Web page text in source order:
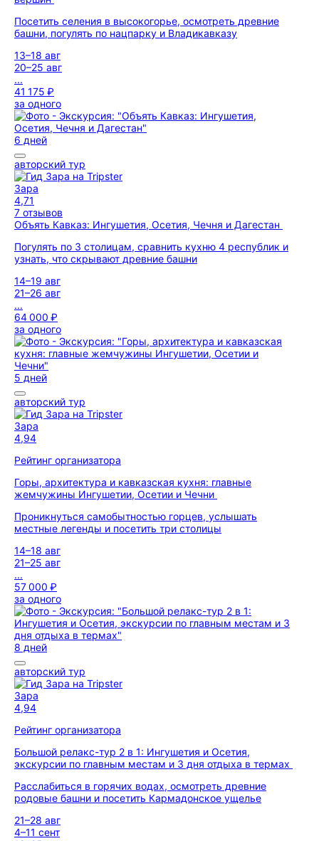
Посетить селения в высокогорье, осмотреть древние
башни, погулять по нацпарку и Владикавказу
13–18 авг
20–25 авг
...
41 175 ₽
за одного
6 дней
авторский тур
Зара
4,71
7 отзывов
Объять Кавказ: Ингушетия, Осетия, Чечня и Дагестан
Погулять по 3 столицам, сравнить кухню 4 республик и
узнать, что скрывают древние башни
14–19 авг
21–26 авг
...
64 000 ₽
за одного
5 дней
авторский тур
Зара
4,94
Рейтинг организатора
Горы, архитектура и кавказская кухня: главные
жемчужины Ингушетии, Осетии и Чечни
Проникнуться самобытностью горцев, услышать
местные легенды и посетить три столицы
14–18 авг
21–25 авг
...
57 000 ₽
за одного
8 дней
авторский тур
Зара
4,94
Рейтинг организатора
Большой релакс-тур 2 в 1: Ингушетия и Осетия,
экскурсии по главным местам и 3 дня отдыха в термах
Расслабиться в горячих водах, осмотреть древние
родовые башни и посетить Кармадонское ущелье
21–28 авг
4–11 сент